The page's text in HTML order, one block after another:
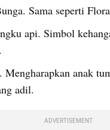
Sama seperti
api. Simbol
anak
adil.
ADVERTISEMENT